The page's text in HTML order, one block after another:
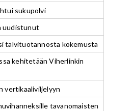
sukupolvi
uudistunut
talvituotannosta kokemusta
kehitetään Viherlinkin
vertikaaliviljelyyn
tavanomaisten